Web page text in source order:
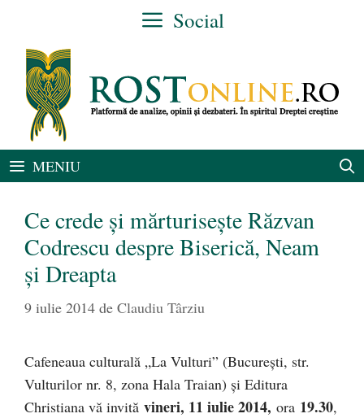
conținut
Social
MENIU
Ce crede şi mărturiseşte Răzvan
Codrescu despre Biserică, Neam
şi Dreapta
9 iulie 2014 de Claudiu Târziu
Cafeneaua culturală „La Vulturi” (Bucureşti, str.
Vulturilor nr. 8, zona Hala Traian) şi Editura
Christiana vă invită vineri, 11 iulie 2014, ora 19.30,